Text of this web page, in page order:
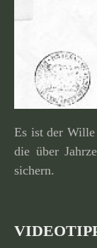
Es ist der Wille
die über
sichern.